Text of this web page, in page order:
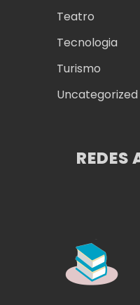
Teatro
Tecnologia
Turismo
Uncategorized
REDES